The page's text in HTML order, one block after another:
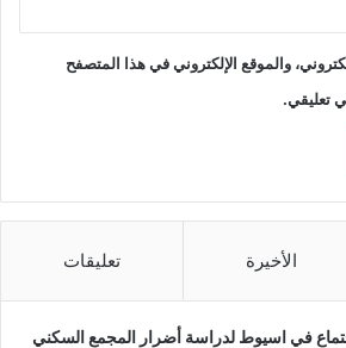
والموقع الإلكتروني في هذا المتصفح
تعليقي.
الأخيرة تعليقات
في اسيوط لدراسة أضرار المجمع السكني